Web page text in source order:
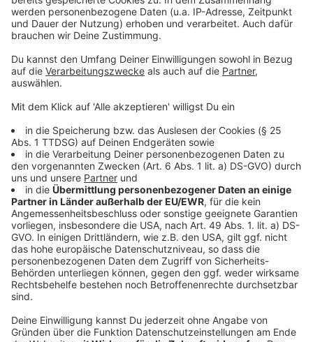
5. Welche Buslinien sind während des Streiks in
Betrieb?
Die Buslinien O5, O6, O13, O14 (TaxiBus), O19
(TaxiBus), SB51, 722, 730, 746, 751, 770, 771, 782,
785, 831, und 834 sollen laut Rheinbahn regulär
fahren.
6. Wie kann ich meine Fahrt während des Streiks
planen?
Es wird empfohlen, Fahrtwege frühzeitig zu
planen, da sowohl die Mobilitäts- als auch die
Anschlussgarantie entfallen. Nutzen Sie die
Fahrplanauskunft der Rheinbahn und achten Sie
auf die Anzeigetafeln an den Haltestellen für
aktuelle Verbindungsinformationen.
7. Sind Regional- und S-Bahnen auch vom Streik
betroffen?
Nein, die Regional- und S-Bahnen sind vom Streik